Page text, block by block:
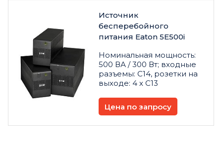
Источник
бесперебойного
питания Eaton 5E500i
Номинальная мощность:
500 ВА / 300 Вт; входные
разъемы: C14, розетки на
выходе: 4 х C13
Цена по запросу